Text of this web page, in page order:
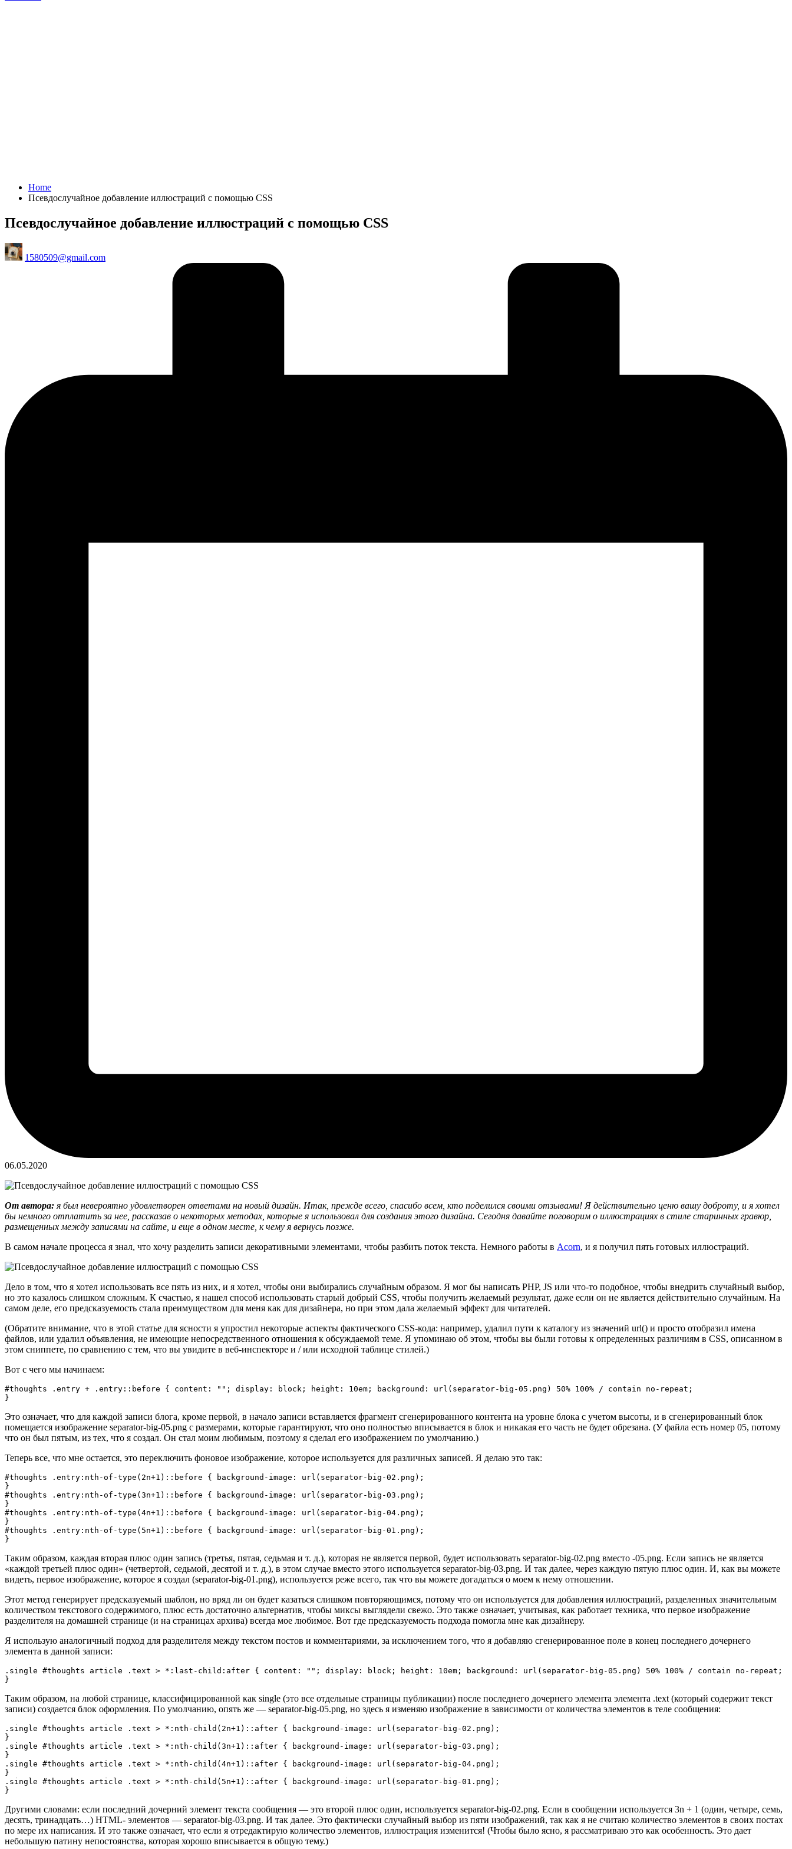
Home
Псевдослучайное добавление иллюстраций с помощью CSS
Псевдослучайное добавление иллюстраций с помощью CSS
Posted
by
1580509@gmail.com
06.05.2020
От автора: я был невероятно удовлетворен ответами на новый дизайн. Итак, прежде всего, спасибо всем, кто поделился своими отзывами! Я действительно ценю вашу доброту, и я хотел
бы немного отплатить за нее, рассказав о некоторых методах, которые я использовал для создания этого дизайна. Сегодня давайте поговорим о иллюстрациях в стиле старинных гравюр,
размещенных между записями на сайте, и еще в одном месте, к чему я вернусь позже.
В самом начале процесса я знал, что хочу разделить записи декоративными элементами, чтобы разбить поток текста. Немного работы в Acorn, и я получил пять готовых иллюстраций.
Дело в том, что я хотел использовать все пять из них, и я хотел, чтобы они выбирались случайным образом. Я мог бы написать PHP, JS или что-то подобное, чтобы внедрить случайный выбор,
но это казалось слишком сложным. К счастью, я нашел способ использовать старый добрый CSS, чтобы получить желаемый результат, даже если он не является действительно случайным. На
самом деле, его предсказуемость стала преимуществом для меня как для дизайнера, но при этом дала желаемый эффект для читателей.
(Обратите внимание, что в этой статье для ясности я упростил некоторые аспекты фактического CSS-кода: например, удалил пути к каталогу из значений url() и просто отобразил имена
файлов, или удалил объявления, не имеющие непосредственного отношения к обсуждаемой теме. Я упоминаю об этом, чтобы вы были готовы к определенных различиям в CSS, описанном в
этом сниппете, по сравнению с тем, что вы увидите в веб-инспекторе и / или исходной таблице стилей.)
Вот с чего мы начинаем:
#thoughts .entry + .entry::before { content: ""; display: block; height: 10em; background: url(separator-big-05.png) 50% 100% / contain no-repeat;
}
Это означает, что для каждой записи блога, кроме первой, в начало записи вставляется фрагмент сгенерированного контента на уровне блока с учетом высоты, и в сгенерированный блок
помещается изображение separator-big-05.png с размерами, которые гарантируют, что оно полностью вписывается в блок и никакая его часть не будет обрезана. (У файла есть номер 05, потому
что он был пятым, из тех, что я создал. Он стал моим любимым, поэтому я сделал его изображением по умолчанию.)
Теперь все, что мне остается, это переключить фоновое изображение, которое используется для различных записей. Я делаю это так:
#thoughts .entry:nth-of-type(2n+1)::before { background-image: url(separator-big-02.png);
}
#thoughts .entry:nth-of-type(3n+1)::before { background-image: url(separator-big-03.png);
}
#thoughts .entry:nth-of-type(4n+1)::before { background-image: url(separator-big-04.png);
}
#thoughts .entry:nth-of-type(5n+1)::before { background-image: url(separator-big-01.png);
}
Таким образом, каждая вторая плюс один запись (третья, пятая, седьмая и т. д.), которая не является первой, будет использовать separator-big-02.png вместо -05.png. Если запись не является
«каждой третьей плюс один» (четвертой, седьмой, десятой и т. д.), в этом случае вместо этого используется separator-big-03.png. И так далее, через каждую пятую плюс один. И, как вы можете
видеть, первое изображение, которое я создал (separator-big-01.png), используется реже всего, так что вы можете догадаться о моем к нему отношении.
Этот метод генерирует предсказуемый шаблон, но вряд ли он будет казаться слишком повторяющимся, потому что он используется для добавления иллюстраций, разделенных значительным
количеством текстового содержимого, плюс есть достаточно альтернатив, чтобы миксы выглядели свежо. Это также означает, учитывая, как работает техника, что первое изображение
разделителя на домашней странице (и на страницах архива) всегда мое любимое. Вот где предсказуемость подхода помогла мне как дизайнеру.
Я использую аналогичный подход для разделителя между текстом постов и комментариями, за исключением того, что я добавляю сгенерированное поле в конец последнего дочернего
элемента в данной записи:
.single #thoughts article .text > *:last-child:after { content: ""; display: block; height: 10em; background: url(separator-big-05.png) 50% 100% / contain no-repeat;
}
Таким образом, на любой странице, классифицированной как single (это все отдельные страницы публикации) после последнего дочернего элемента элемента .text (который содержит текст
записи) создается блок оформления. По умолчанию, опять же — separator-big-05.png, но здесь я изменяю изображение в зависимости от количества элементов в теле сообщения:
.single #thoughts article .text > *:nth-child(2n+1)::after { background-image: url(separator-big-02.png);
}
.single #thoughts article .text > *:nth-child(3n+1)::after { background-image: url(separator-big-03.png);
}
.single #thoughts article .text > *:nth-child(4n+1)::after { background-image: url(separator-big-04.png);
}
.single #thoughts article .text > *:nth-child(5n+1)::after { background-image: url(separator-big-01.png);
}
Другими словами: если последний дочерний элемент текста сообщения — это второй плюс один, используется separator-big-02.png. Если в сообщении используется 3n + 1 (один, четыре, семь,
десять, тринадцать…) HTML- элементов — separator-big-03.png. И так далее. Это фактически случайный выбор из пяти изображений, так как я не считаю количество элементов в своих постах
по мере их написания. И это также означает, что если я отредактирую количество элементов, иллюстрация изменится! (Чтобы было ясно, я рассматриваю это как особенность. Это дает
небольшую патину непостоянства, которая хорошо вписывается в общую тему.)